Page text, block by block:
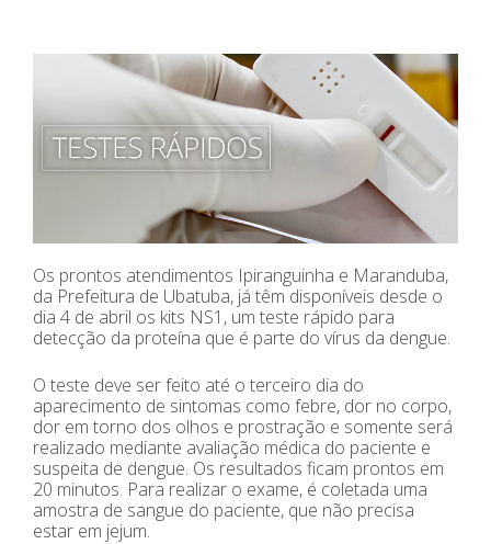
Os prontos atendimentos Ipiranguinha e Maranduba,
da Prefeitura de Ubatuba, já têm disponíveis desde o
dia 4 de abril os kits NS1, um teste rápido para
detecção da proteína que é parte do vírus da dengue.
O teste deve ser feito até o terceiro dia do
aparecimento de sintomas como febre, dor no corpo,
dor em torno dos olhos e prostração e somente será
realizado mediante avaliação médica do paciente e
suspeita de dengue. Os resultados ficam prontos em
20 minutos. Para realizar o exame, é coletada uma
amostra de sangue do paciente, que não precisa
estar em jejum.